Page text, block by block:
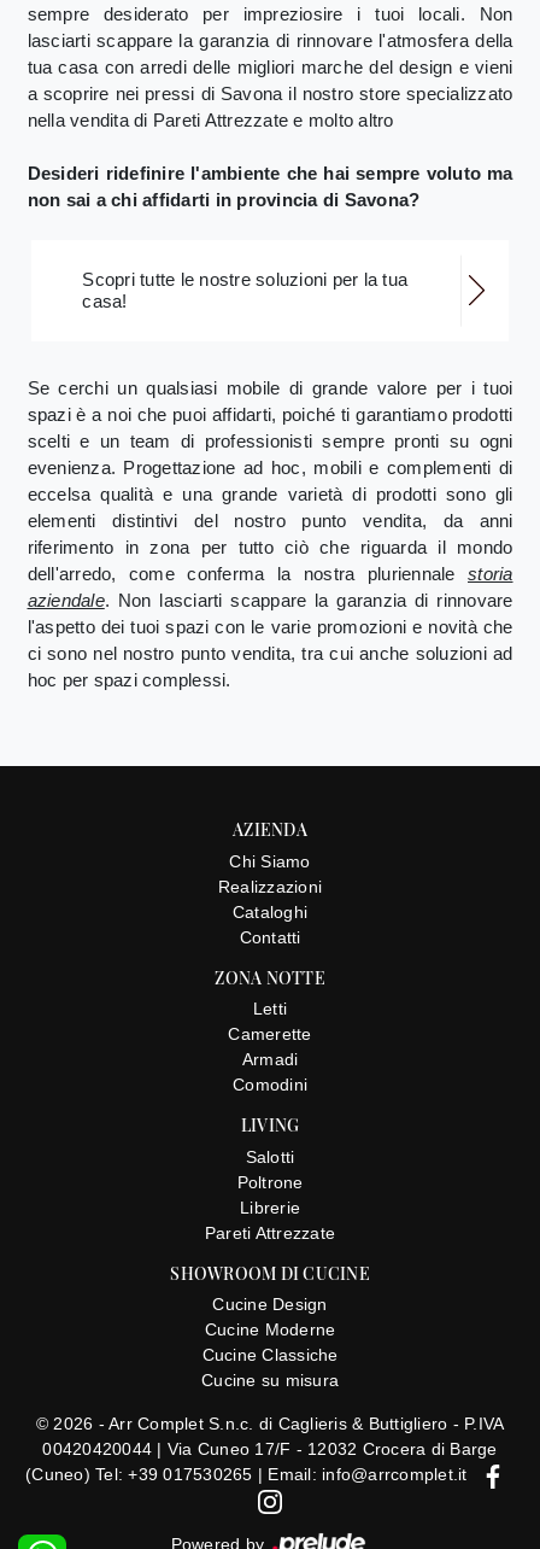
sempre desiderato per impreziosire i tuoi locali. Non
lasciarti scappare la garanzia di rinnovare l'atmosfera della
tua casa con arredi delle migliori marche del design e vieni
a scoprire nei pressi di Savona il nostro store specializzato
nella vendita di Pareti Attrezzate e molto altro
Desideri ridefinire l'ambiente che hai sempre voluto ma
non sai a chi affidarti in provincia di Savona?
Scopri tutte le nostre soluzioni per la tua
casa!
Se cerchi un qualsiasi mobile di grande valore per i tuoi
spazi è a noi che puoi affidarti, poiché ti garantiamo prodotti
scelti e un team di professionisti sempre pronti su ogni
evenienza. Progettazione ad hoc, mobili e complementi di
eccelsa qualità e una grande varietà di prodotti sono gli
elementi distintivi del nostro punto vendita, da anni
riferimento in zona per tutto ciò che riguarda il mondo
dell'arredo, come conferma la nostra pluriennale storia
aziendale. Non lasciarti scappare la garanzia di rinnovare
l'aspetto dei tuoi spazi con le varie promozioni e novità che
ci sono nel nostro punto vendita, tra cui anche soluzioni ad
hoc per spazi complessi.
SHOWROOM DI CUCINE
Cucine Design
Cucine Moderne
Cucine Classiche
Cucine su misura
LIVING
Salotti
Poltrone
Librerie
Pareti Attrezzate
ZONA NOTTE
Letti
Camerette
Armadi
Comodini
AZIENDA
Chi Siamo
Realizzazioni
Cataloghi
Contatti
© 2026 - Arr Complet S.n.c. di Caglieris & Buttigliero - P.IVA
00420420044 | Via Cuneo 17/F - 12032 Crocera di Barge
(Cuneo) Tel: +39 017530265 | Email: info@arrcomplet.it
Powered by